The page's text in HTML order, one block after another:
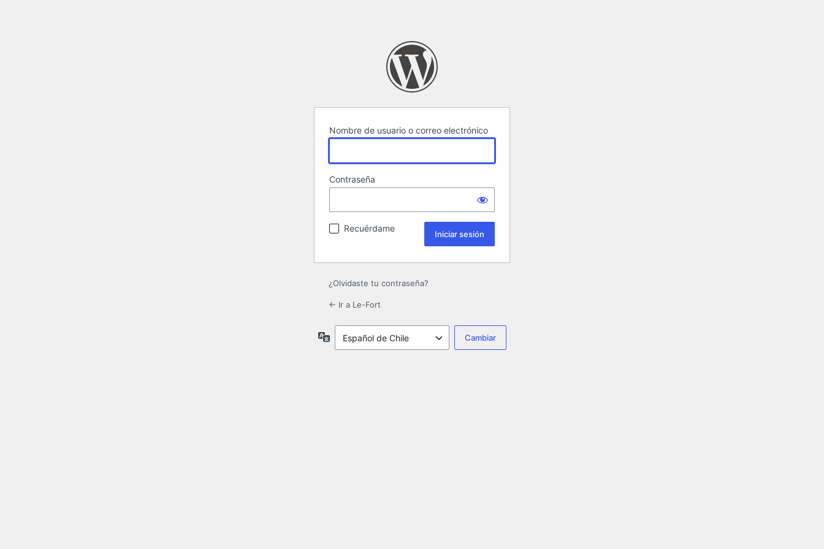
Nombre de usuario o correo electrónico
Contraseña
Recuérdame
¿Olvidaste tu contraseña?
← Ir a Le-Fort
Idioma